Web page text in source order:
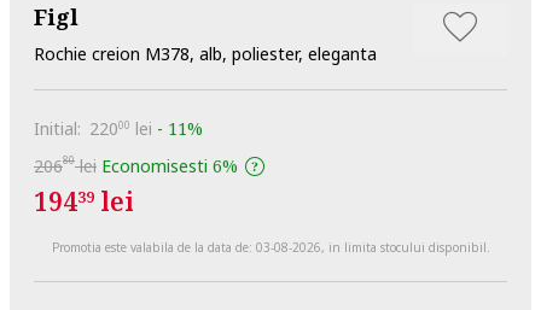
Figl
Rochie creion M378, alb, poliester, eleganta
Initial: 22000 lei - 11%
20680lei Economisesti 6%
19439 lei
Promotia este valabila de la data de: 03-08-2026, in limita stocului disponibil.